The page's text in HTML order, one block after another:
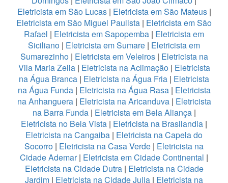
Eletricista em São Lucas| Eletricista em São Mateus |
Eletricista em São Miguel Paulista | Eletricista em São
Rafael | Eletricista em Sapopemba | Eletricista em
Siciliano | Eletricista em Sumare | Eletricista em
Sumarezinho| Eletricista em Veleiros| Eletricista na
Vila Maria Zelia| Eletricista na Aclimação| Eletricista
na Água Branca | Eletricista na Água Fria | Eletricista
na Água Funda| Eletricista na Água Rasa | Eletricista
na Anhanguera| Eletricista na Aricanduva| Eletricista
na Barra Funda | Eletricista em Bela Aliança |
Eletricista no Bela Vista | Eletricista na Brasilandia |
Eletricista na Cangaiba | Eletricista na Capela do
Socorro | Eletricista na Casa Verde | Eletricista na
Cidade Ademar| Eletricista em Cidade Continental |
Eletricista na Cidade Dutra | Eletricista na Cidade
Jardim | Eletricista na Cidade Julia | Eletricista na